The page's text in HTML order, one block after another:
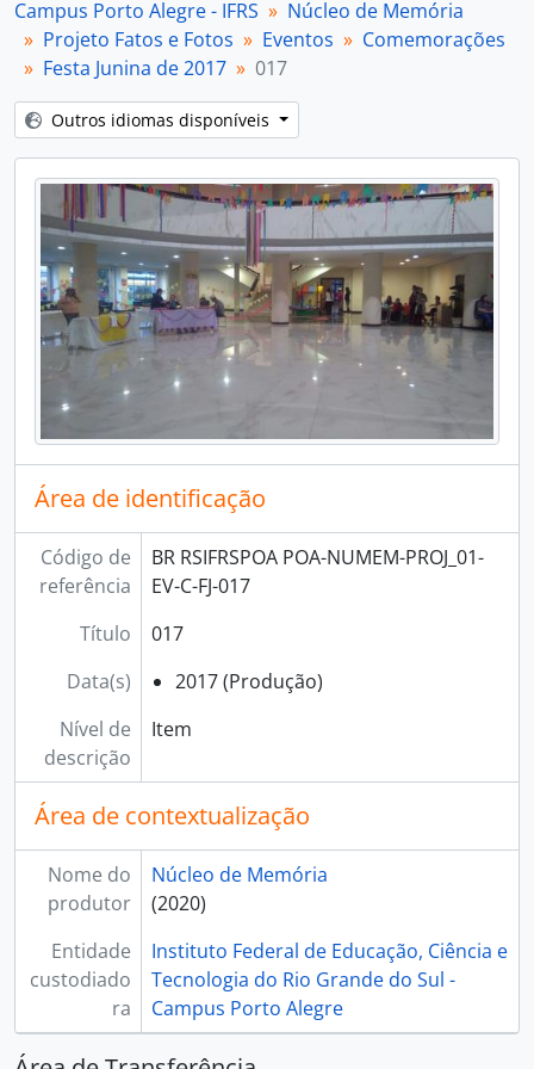
[Item] 021
[Item] 022
[Item] 023
[Item] 024
[Parte] Formaturas e Colações de Grau
[Subséries] Mostras de Pesquisa, Ensino e Extensão
[Parte] Semanas Acadêmicas de Curso
[Séries] Memórias do Campus
[Séries] Espaços Físicos
[Séries] Materiais de divulgação e Imprensa
[Séries] Programas e projetos
[Séries] Projeto Do IF pra Vida
Campus Porto Alegre - IFRS
Núcleo de Memória
Projeto Fatos e Fotos
Eventos
Comemorações
Festa Junina de 2017
017
Outros idiomas disponíveis
Área de identificação
Código de
referência
BR RSIFRSPOA POA-NUMEM-PROJ_01-
EV-C-FJ-017
Título
017
Data(s)
2017 (Produção)
Nível de
descrição
Item
Área de contextualização
Nome do
produtor
Núcleo de Memória
(2020)
Entidade
custodiado
ra
Instituto Federal de Educação, Ciência e
Tecnologia do Rio Grande do Sul -
Campus Porto Alegre